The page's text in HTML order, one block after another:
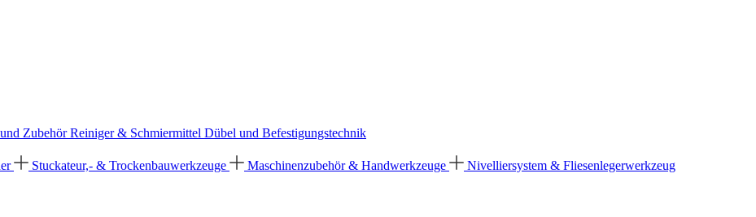
ZubehörReiniger & Schmiermittel Dübel und Befestigungstechnik
Stuckateur,- & Trockenbauwerkzeuge Maschinenzubehör & Handwerkzeuge
Nivelliersystem & Fliesenlegerwerkzeug